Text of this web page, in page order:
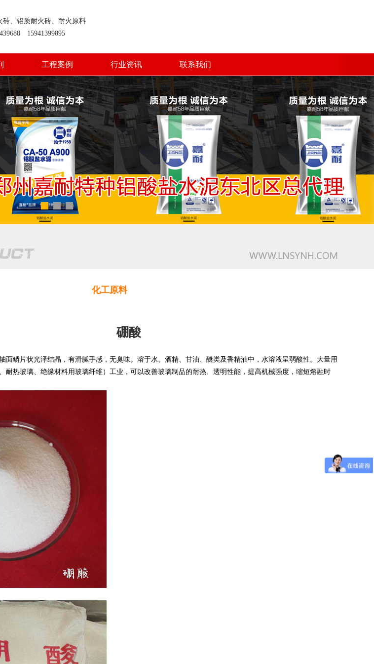
砖、铝质耐火砖、耐火原料
15941399895
工程案例 行业资讯 联系我们
化工原料
硼酸
面鳞片状光泽结晶，有滑腻手感，无臭味。溶于水、酒精、甘油、醚类及香精油中，水溶液呈弱酸性。大量用
耐热玻璃、绝缘材料用玻璃纤维）工业，可以改善玻璃制品的耐热、透明性能，提高机械强度，缩短熔融时